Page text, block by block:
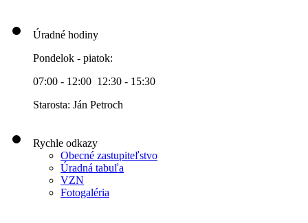
Úradné hodiny
Pondelok - piatok:
07:00 - 12:00 12:30 - 15:30
Starosta: Ján Petroch
Rychle odkazy
Obecné zastupiteľstvo
Úradná tabuľa
VZN
Fotogaléria